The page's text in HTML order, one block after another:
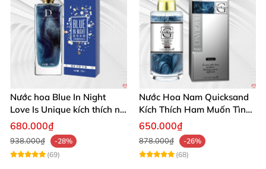
Nước hoa Blue In Night
Love Is Unique kích thích nữ
giới không mùi cực mạnh
680.000₫
938.000₫
-28%
(69)
Nước Hoa Nam Quicksand
Kích Thích Ham Muốn Tình
Dục Nữ
650.000₫
878.000₫
-26%
(68)